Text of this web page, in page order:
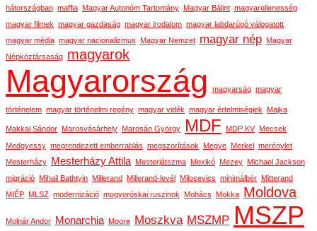
hátországban maffia Magyar Autonóm Tartomány Magyar Bálint magyarellenesség
magyar filmek magyar gazdaság magyar irodalom magyar labdarúgó válogatott
magyar média magyar nacionalizmus Magyar Nemzet magyar nép Magyar
Népköztársaság magyarok
Magyarország magyarság magyar
történelem magyar történelmi regény magyar vidék magyar értelmiségiek Majka
Makkai Sándor Marosvásárhely Marosán György MDF MDP KV Mecsek
Medgyessy megrendezett emberrablás megszorítások Megye Merkel
merénylet
Mesterházy
Mesterházy Attila Mesterjátszma Mexikó Mezey Michael Jackson
migráció Mihail Bathtyin Millerand Millerand-levél Milosevics minimálbér Mitterand
MIÉP MLSZ modernizáció mogyoróskai ruszinok Mohács Mokka Moldova
Molnár Andor Monarchia Moore Moszkva MSZMP MSZP